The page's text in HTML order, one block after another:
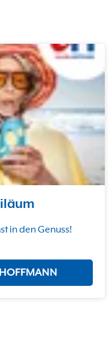
in den Genuss!